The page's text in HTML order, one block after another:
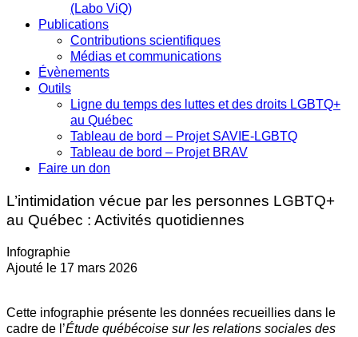
(Labo ViQ)
Publications
Contributions scientifiques
Médias et communications
Évènements
Outils
Ligne du temps des luttes et des droits LGBTQ+
au Québec
Tableau de bord – Projet SAVIE-LGBTQ
Tableau de bord – Projet BRAV
Faire un don
L’intimidation vécue par les personnes LGBTQ+
au Québec : Activités quotidiennes
Infographie
Ajouté le 17 mars 2026
Cette infographie présente les données recueillies dans le
cadre de l’Étude québécoise sur les relations sociales des